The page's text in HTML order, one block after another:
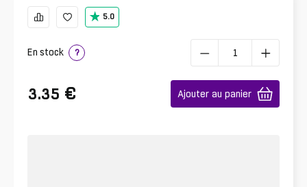
5.0
En stock ?
3.35 € Ajouter au panier